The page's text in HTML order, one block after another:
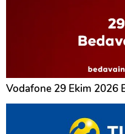
Vodafone 29 Ekim 2026